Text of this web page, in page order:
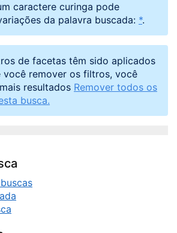
caractere curinga pode
da palavra buscada: *.
de facetas têm sido aplicados
você remover os filtros, você
resultados Remover todos os
busca.